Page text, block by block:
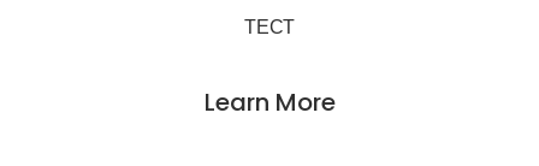
ТЕСТ
Learn More